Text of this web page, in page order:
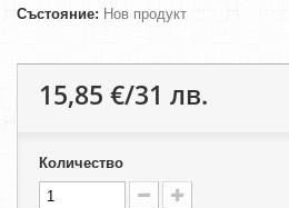
Състояние: Нов продукт
15,85 €/31 лв.
Количество